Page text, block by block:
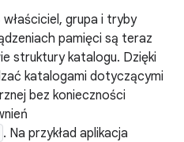
grupa i tryby
pamięci są teraz
struktury katalogu. Dzięki
katalogami dotyczącymi
bez konieczności
. Na przykład aplikacja